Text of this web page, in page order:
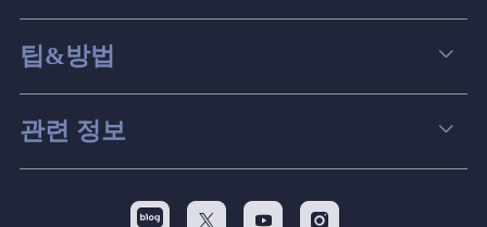
데이터 복구
파티션 관리
스크린 레코더
백업&복원
팁&방법
컴퓨터 데이터 복구 팁
맥 데이터 복구 팁
관련 정보
  